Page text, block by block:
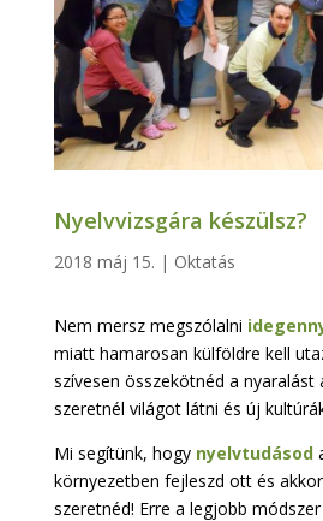
Nyelvvizsgára készülsz?
2018 máj 15. | Oktatás
Nem mersz megszólalni
miatt hamarosan külföldre kell
szívesen összekötnéd a nyaralást
szeretnél világot látni és új
Mi segítünk, hogy nyelvtudásod
környezetben fejleszd ott és
szeretnéd! Erre a legjobb